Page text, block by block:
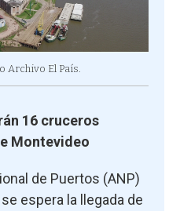
Archivo El País.
16 cruceros
Montevideo
de Puertos (ANP)
espera la llegada de